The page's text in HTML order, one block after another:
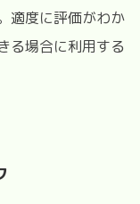
適度に評価がわか
る場合に利用する